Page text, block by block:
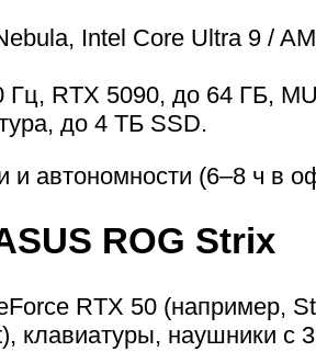
Intel Core Ultra 9 /
Гц, RTX 5090, до 64 ГБ,
до 4 ТБ SSD.
и автономности (6–8 ч в
ROG Strix
RTX 50 (например,
наушники с